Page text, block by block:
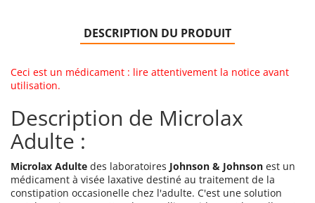
DESCRIPTION DU PRODUIT
Ceci est un médicament : lire attentivement la notice avant
utilisation.
Description de Microlax
Adulte :
Microlax Adulte des laboratoires Johnson & Johnson est un
médicament à visée laxative destiné au traitement de la
constipation occasionelle chez l'adulte. C'est une solution